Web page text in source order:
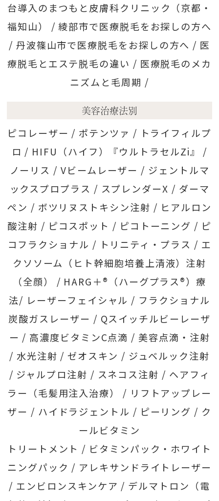
台導入のまつもと皮膚科クリニック（京都・
福知山） /綾部市で医療脱毛をお探しの方へ
/ 丹波篠山市で医療脱毛をお探しの方へ / 医
療脱毛とエステ脱毛の違い / 医療脱毛のメカ
ニズムと毛周期 /
美容治療法別
ピコレーザー / ポテンツァ / トライフィルプ
ロ / HIFU（ハイフ）『ウルトラセルZi』 /
ノーリス / Vビームレーザー / ジェントルマ
ックスプロプラス / スプレンダーX / ダーマ
ペン / ボツリヌストキシン注射 / ヒアルロン
酸注射 / ピコスポット / ピコトーニング / ピ
コフラクショナル / トリニティ・プラス / エ
クソソーム（ヒト幹細胞培養上清液）注射
（全顔） / HARG＋®（ハーグプラス®）療
法/ レーザーフェイシャル / フラクショナル
炭酸ガスレーザー / Qスイッチルビーレーザ
ー / 高濃度ビタミンC点滴 / 美容点滴・注射
/ 水光注射 /ゼオスキン / ジュベルック注射
/ ジャルプロ注射 / スネコス注射 / ヘアフィ
ラー（毛髪用注入治療） / リフトアップレー
ザー / ハイドラジェントル / ピーリング / ク
ールビタミン
トリートメント / ビタミンパック・ホワイト
ニングパック / アレキサンドライトレーザー
/ エンビロンスキンケア / デルマトロン（電